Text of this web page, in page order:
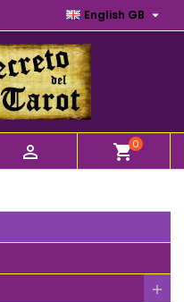
English GB 
 shopping_cart0